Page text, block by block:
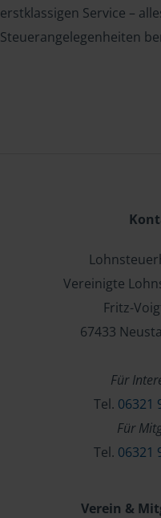
erstklassigen Service –
Steuerangelegenheiten
Vereinigte
Fritz-
67433
Für
Tel. 06321
Für
Tel. 06321
Verein &